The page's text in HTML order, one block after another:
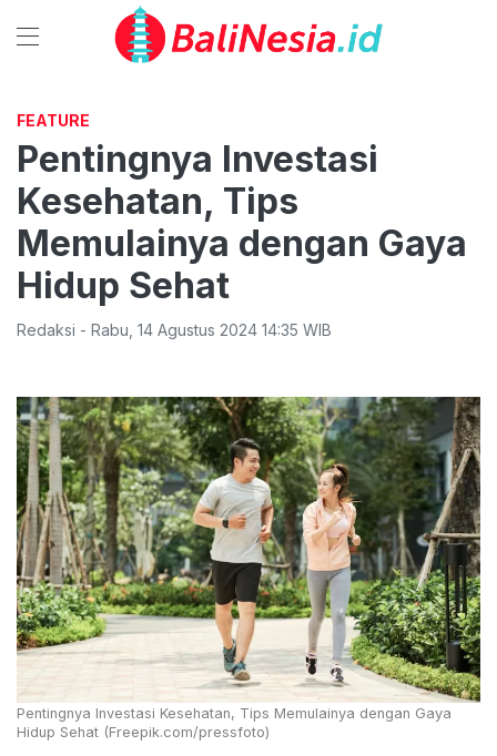
FEATURE
Pentingnya Investasi
Kesehatan, Tips
Memulainya dengan Gaya
Hidup Sehat
Redaksi - Rabu 14 Agustus 2024 14:35 WIB
Pentingnya Investasi Kesehatan, Tips Memulainya dengan Gaya
Hidup Sehat (Freepik.com/pressfoto)